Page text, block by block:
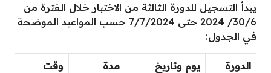
يبدأ التسجيل للدورة الثالثة من الاختبار خلال الفترة من
30/6/ 2024 حتى 7/7/2024 حسب المواعيد الموضحة
في الجدول:
الدورة
يوم وتاريخ
مدة
وقت